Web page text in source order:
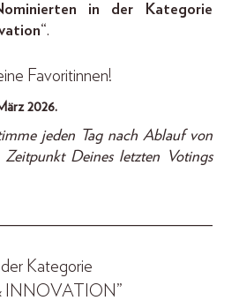
in der Kategorie
.
Favoritinnen!
2026.
jeden Tag nach Ablauf von
Deines letzten Votings
Kategorie
INNOVATION”